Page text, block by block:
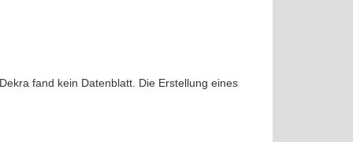
fand kein Datenblatt. Die Erstellung eines